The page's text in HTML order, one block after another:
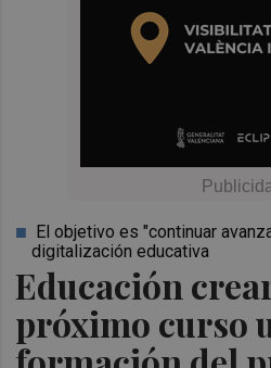
Educación
próximo curso
El objetivo es "continuar
digitalización educativa